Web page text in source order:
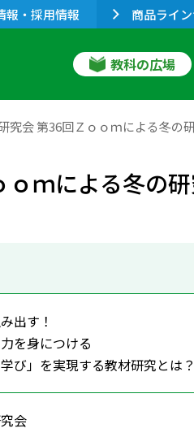
報・採用情報 商品ライ
教科の広場
究会 第36回Ｚｏｏｍによる冬の
ｏｍによる冬の
出す！
を身につける
び」を実現する教材研究とは？
会